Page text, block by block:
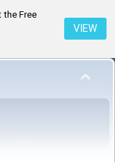
the Free
VIEW